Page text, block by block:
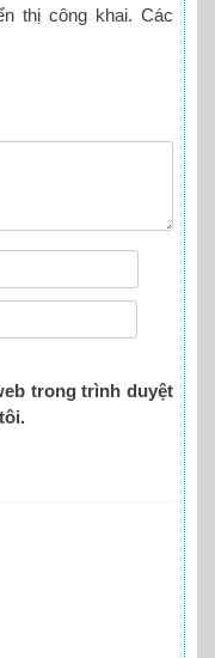
thị công khai. Các
trong trình duyệt